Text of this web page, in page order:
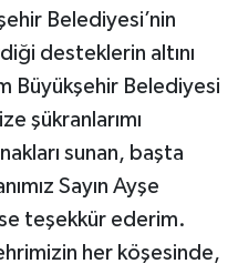
Belediyesi’nin
desteklerin altını
Büyükşehir Belediyesi
şükranlarımı
sunan, başta
Sayın Ayşe
teşekkür ederim.
her köşesinde,